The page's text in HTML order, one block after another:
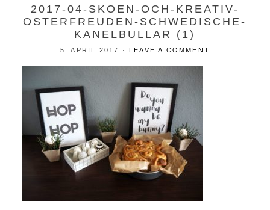
2017-04-SKOEN-OCH-KREATIV-
OSTERFREUDEN-SCHWEDISCHE-
KANELBULLAR (1)
5. APRIL 2017 ·LEAVE A COMMENT